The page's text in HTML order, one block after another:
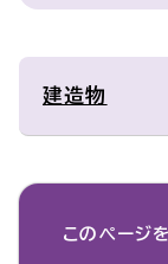
建造物
このページ